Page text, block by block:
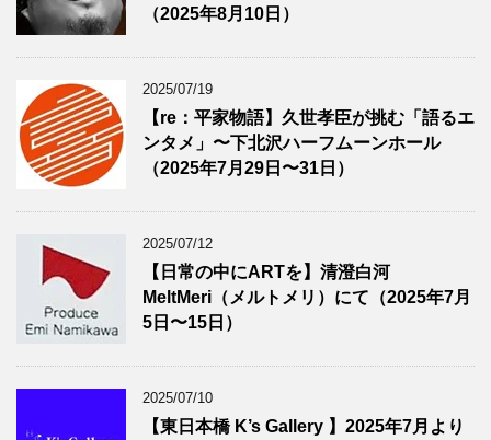
（2025年8月10日）
2025/07/19
【re：平家物語】久世孝臣が挑む「語るエ
ンタメ」〜下北沢ハーフムーンホール
（2025年7月29日〜31日）
2025/07/12
【日常の中にARTを】清澄白河
MeltMeri（メルトメリ）にて（2025年7月
5日〜15日）
2025/07/10
【東日本橋 K’s Gallery 】2025年7月より